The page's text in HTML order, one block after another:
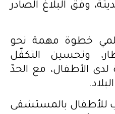
وفق البلاغ الصادر
خطوة مهمة نحو
وتحسين التكفّل
لدى الأطفال، مع الحدّ
للأطفال بالمستشفى